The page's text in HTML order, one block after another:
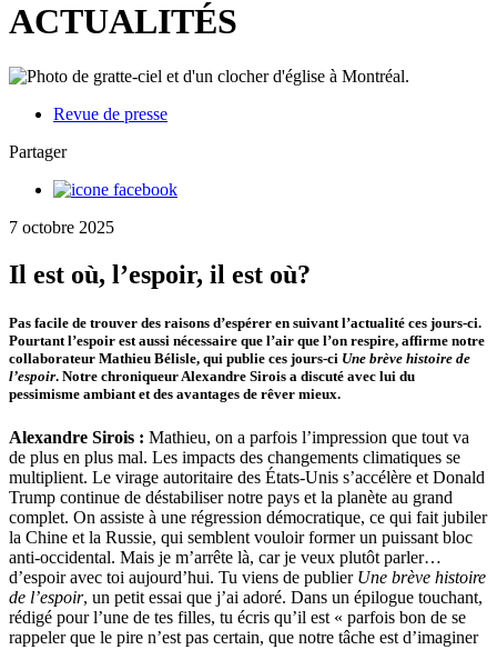
ACTUALITÉS
Revue de presse
Partager
7 octobre 2025
Il est où, l’espoir, il est où?
Pas facile de trouver des raisons d’espérer en suivant l’actualité ces jours-ci.
Pourtant l’espoir est aussi nécessaire que l’air que l’on respire, affirme notre
collaborateur Mathieu Bélisle, qui publie ces jours-ci Une brève histoire de
l’espoir. Notre chroniqueur Alexandre Sirois a discuté avec lui du
pessimisme ambiant et des avantages de rêver mieux.
Alexandre Sirois : Mathieu, on a parfois l’impression que tout va
de plus en plus mal. Les impacts des changements climatiques se
multiplient. Le virage autoritaire des États-Unis s’accélère et Donald
Trump continue de déstabiliser notre pays et la planète au grand
complet. On assiste à une régression démocratique, ce qui fait jubiler
la Chine et la Russie, qui semblent vouloir former un puissant bloc
anti-occidental. Mais je m’arrête là, car je veux plutôt parler…
d’espoir avec toi aujourd’hui. Tu viens de publier Une brève histoire
de l’espoir, un petit essai que j’ai adoré. Dans un épilogue touchant,
rédigé pour l’une de tes filles, tu écris qu’il est « parfois bon de se
rappeler que le pire n’est pas certain, que notre tâche est d’imaginer